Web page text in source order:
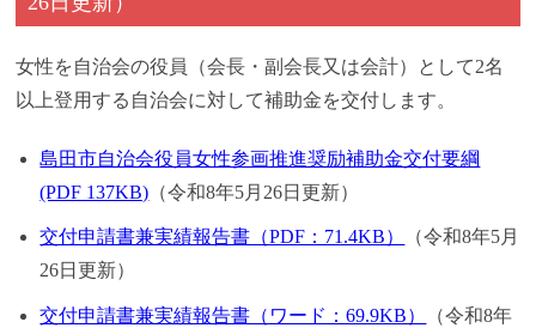
女性を自治会の役員（会長・副会長又は会計）として2名
以上登用する自治会に対して補助金を交付します。
島田市自治会役員女性参画推進奨励補助金交付要綱
(PDF 137KB) （令和8年5月26日更新）
交付申請書兼実績報告書（PDF：71.4KB）
（令和8年5月
26日更新）
交付申請書兼実績報告書（ワード：69.9KB）
（令和8年